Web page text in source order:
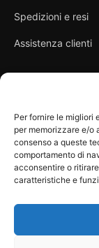
Per fornire le migliori
per memorizzare e/o
consenso a queste
comportamento di
acconsentire o
caratteristiche e
Spedizioni e resi
Assistenza clienti
Privacy Policy
Condizioni di